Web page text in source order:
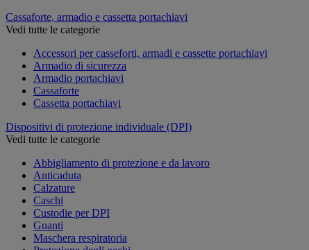
Cassaforte, armadio e cassetta portachiavi
Vedi tutte le categorie
Accessori per casseforti, armadi e cassette portachiavi
Armadio di sicurezza
Armadio portachiavi
Cassaforte
Cassetta portachiavi
Dispositivi di protezione individuale (DPI)
Vedi tutte le categorie
Abbigliamento di protezione e da lavoro
Anticaduta
Calzature
Caschi
Custodie per DPI
Guanti
Maschera respiratoria